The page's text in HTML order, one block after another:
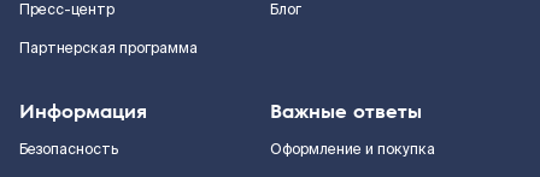
Пресс-центр
Партнерская программа
Блог
Информация
Безопасность
Важные ответы
Оформление и покупка